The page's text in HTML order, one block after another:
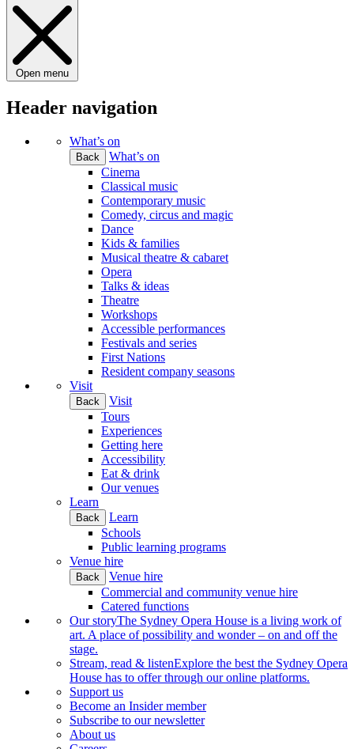
Open menu
Header navigation
What’s on
Back
What’s on
Cinema
Classical music
Contemporary music
Comedy, circus and magic
Dance
Kids & families
Musical theatre & cabaret
Opera
Talks & ideas
Theatre
Workshops
Accessible performances
Festivals and series
First Nations
Resident company seasons
Visit
Back
Visit
Tours
Experiences
Getting here
Accessibility
Eat & drink
Our venues
Learn
Back
Learn
Schools
Public learning programs
Venue hire
Back
Venue hire
Commercial and community venue hire
Catered functions
Our storyThe Sydney Opera House is a living work of
art. A place of possibility and wonder – on and off the
stage.
Stream, read & listenExplore the best the Sydney Opera
House has to offer through our online platforms.
Support us
Become an Insider member
Subscribe to our newsletter
About us